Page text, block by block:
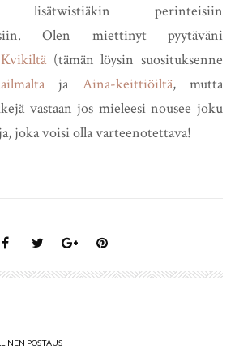
perinteisiin
Olen miettinyt pyytäväni
Kvikiltä (tämän löysin suosituksenne
ja Aina-keittiöiltä, mutta
vastaan jos mieleesi nousee joku
joka voisi olla varteenotettava!
POSTAUS